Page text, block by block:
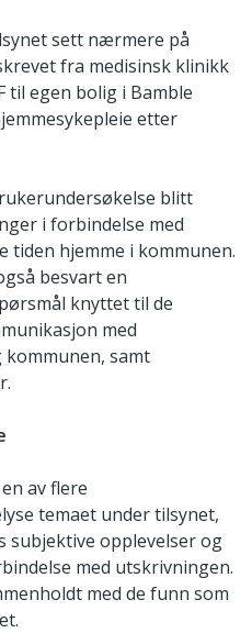
sett nærmere på
fra medisinsk klinikk
til egen bolig i Bamble
etter
blitt
i forbindelse med
hjemme i kommunen.
besvart en
knyttet til de
med
samt
av flere
temaet under tilsynet,
subjektive opplevelser og
med utskrivningen.
med de funn som